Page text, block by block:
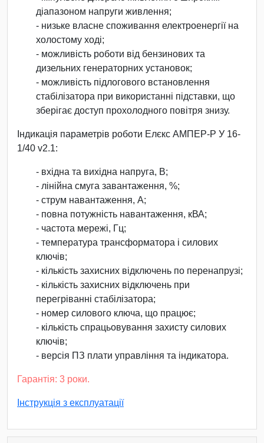
діапазоном напруги живлення;
- низьке власне споживання електроенергії на
холостому ході;
- можливість роботи від бензинових та
дизельних генераторних установок;
- можливість підлогового встановлення
стабілізатора при використанні підставки, що
зберігає доступ прохолодного повітря знизу.
Індикація параметрів роботи Елєкс АМПЕР-Р У 16-
1/40 v2.1:
- вхідна та вихідна напруга, В;
- лінійна смуга завантаження, %;
- струм навантаження, А;
- повна потужність навантаження, кВА;
- частота мережі, Гц;
- температура трансформатора і силових
ключів;
- кількість захисних відключень по перенапрузі;
- кількість захисних відключень при
перегріванні стабілізатора;
- номер силового ключа, що працює;
- кількість спрацьовування захисту силових
ключів;
- версія ПЗ плати управління та індикатора.
Гарантія: 3 роки.
Інструкція з експлуатації